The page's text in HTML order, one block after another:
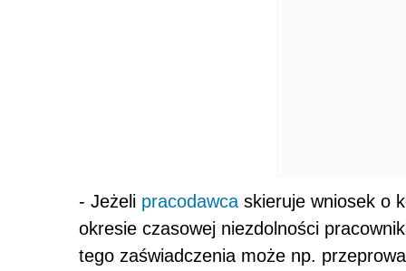
- Jeżeli pracodawca skieruje wniosek o
okresie czasowej niezdolności
tego zaświadczenia może np.